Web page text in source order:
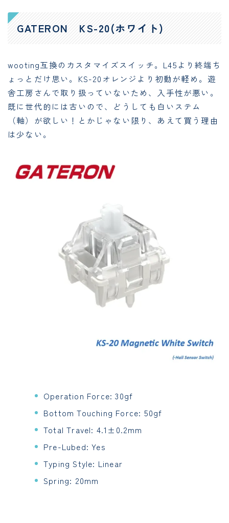
GATERON KS-20(ホワイト)
wooting互換のカスタマイズスイッチ。L45より終端ち
ょっとだけ思い。KS-20オレンジより初動が軽め。遊
舎工房さんで取り扱っていないため、入手性が悪い。
既に世代的には古いので、どうしても白いステム
（軸）が欲しい！とかじゃない限り、あえて買う理由
は少ない。
Operation Force: 30gf
Bottom Touching Force: 50gf
Total Travel: 4.1±0.2mm
Pre-Lubed: Yes
Typing Style: Linear
Spring: 20mm